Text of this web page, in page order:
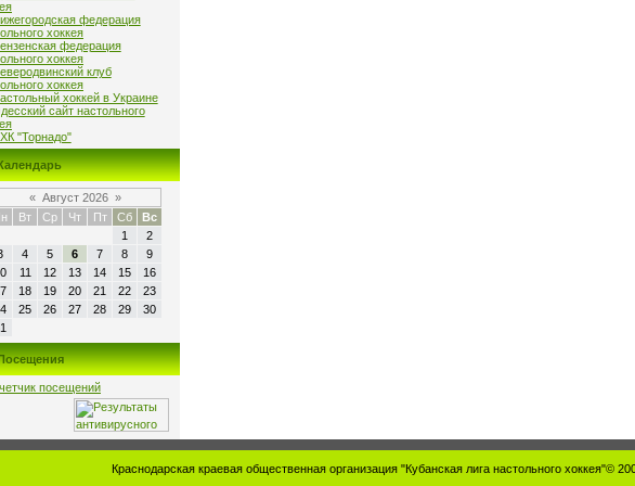
федерация
хоккея
федерация
хоккея
клуб
хоккея
хоккей в Украине
сайт настольного
"Торнадо"
« Август 2026 »
Вт Ср Чт Пт Сб
Вс
1
2
4 5 6 7 8
9
11 12 13 14 15
16
18 19 20 21 22
23
25 26 27 28 29
30
Краснодарская краевая общественная организация "Кубанская лига настольного хоккея"©